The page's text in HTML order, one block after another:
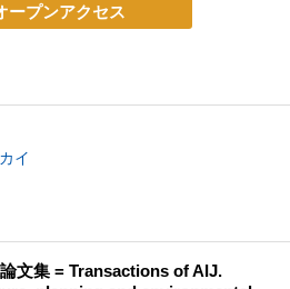
ープンアクセス
イ
文集 = Transactions of AIJ.